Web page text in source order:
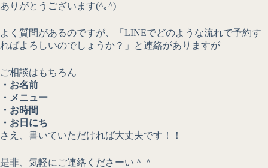
ありがとうございます(^｡^)
よく質問があるのですが、「LINEでどのような流れで予約す
ればよろしいのでしょうか？」と連絡がありますが
ご相談はもちろん
・お名前
・メニュー
・お時間
・お日にち
さえ、書いていただければ大丈夫です！！
是非、気軽にご連絡くださーい＾＾